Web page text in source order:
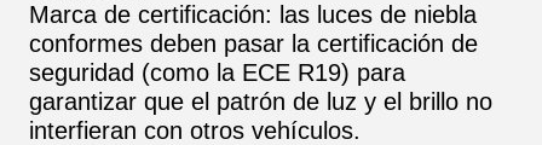
Marca de certificación: las luces de niebla
conformes deben pasar la certificación de
seguridad (como la ECE R19) para
garantizar que el patrón de luz y el brillo no
interfieran con otros vehículos.